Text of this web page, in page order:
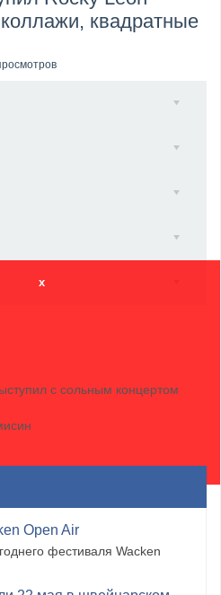
сингл и клип «Everybod...
квадратные
x
с сольным концертом
Open Air
фестиваля Wacken